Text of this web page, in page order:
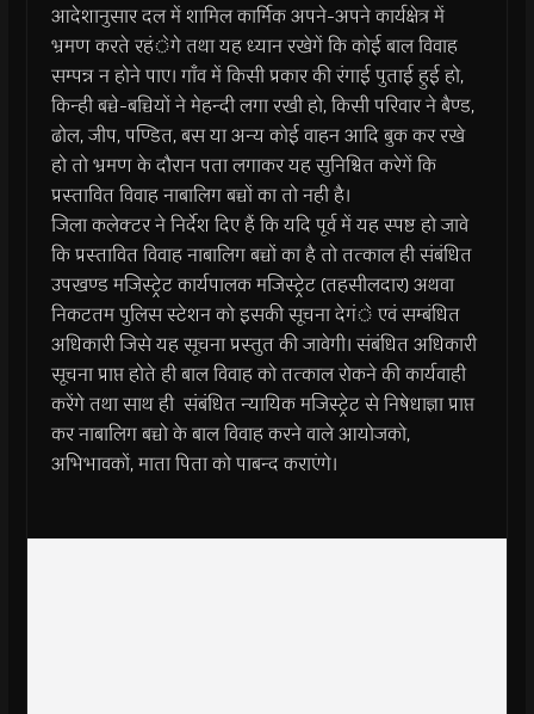
आदेशानुसार दल में शामिल कार्मिक अपने-अपने कार्यक्षेत्र में
भ्रमण करते रहंेगे तथा यह ध्यान रखेगें कि कोई बाल विवाह
सम्पन्न न होने पाए। गाँव में किसी प्रकार की रंगाई पुताई हुई हो,
किन्ही बच्चे-बच्चियों ने मेहन्दी लगा रखी हो, किसी परिवार ने बैण्ड,
ढोल, जीप, पण्डित, बस या अन्य कोई वाहन आदि बुक कर रखे
हो तो भ्रमण के दौरान पता लगाकर यह सुनिश्चित करेगें कि
प्रस्तावित विवाह नाबालिग बच्चों का तो नही है।
जिला कलेक्टर ने निर्देश दिए हैं कि यदि पूर्व में यह स्पष्ट हो जावे
कि प्रस्तावित विवाह नाबालिग बच्चों का है तो तत्काल ही संबंधित
उपखण्ड मजिस्ट्रेट कार्यपालक मजिस्ट्रेट (तहसीलदार) अथवा
निकटतम पुलिस स्टेशन को इसकी सूचना देगंे एवं सम्बंधित
अधिकारी जिसे यह सूचना प्रस्तुत की जावेगी। संबंधित अधिकारी
सूचना प्राप्त होते ही बाल विवाह को तत्काल रोकने की कार्यवाही
करेंगे तथा साथ ही संबंधित न्यायिक मजिस्ट्रेट से निषेधाज्ञा प्राप्त
कर नाबालिग बच्चो के बाल विवाह करने वाले आयोजको,
अभिभावकों, माता पिता को पाबन्द कराएंगे।